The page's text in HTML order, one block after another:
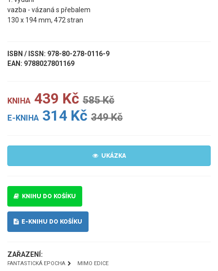
vazba - vázaná s přebalem
130 x 194 mm, 472 stran
ISBN / ISSN: 978-80-278-0116-9
EAN: 9788027801169
KNIHA 439 Kč 585 Kč
E-KNIHA 314 Kč 349 Kč
UKÁZKA
KNIHU DO KOŠÍKU
E-KNIHU DO KOŠÍKU
ZAŘAZENÍ:
FANTASTICKÁ EPOCHA MIMO EDICE